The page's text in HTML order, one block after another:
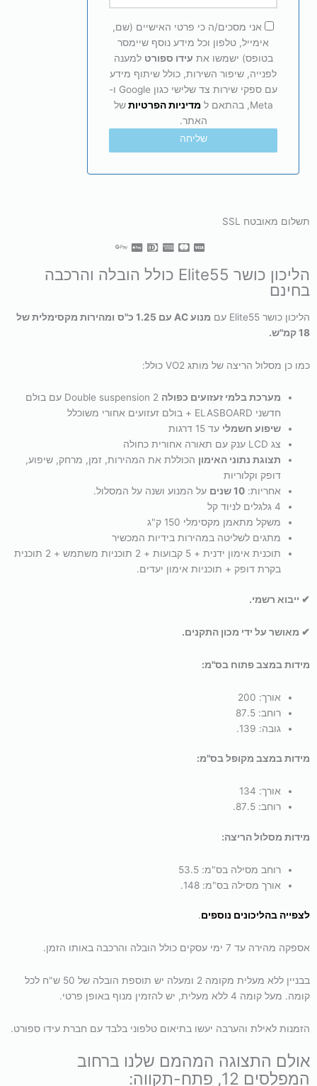
+972
אני מסכים/ה כי פרטי האישיים (שם,
אימייל, טלפון וכל מידע נוסף שיימסר
בטופס) ישמשו את עידו ספורט למענה
לפנייה, שיפור השירות, כולל שיתוף מידע
עם ספקי שירות צד שלישי כגון Google ו-
Meta, בהתאם ל
מדיניות הפרטיות של
האתר.
שליחה
תשלום מאובטח SSL
הליכון כושר Elite55 כולל הובלה והרכבה
בחינם
הליכון כושר Elite55 עם מנוע AC עם 1.25 כ"ס
ומהירות מקסימלית של
18 קמ"ש.
כמו כן מסלול הריצה של מותג VO2 כולל:
מערכת בלמי זעזועים כפולה
Double suspension 2 עם בולם
חדשני ELASBOARD + בולם זעזועים אחורי משוכלל
שיפוע חשמלי עד 15 דרגות
צג LCD ענק עם תאורה אחורית כחולה
תצוגת נתוני האימון הכוללת את המהירות, זמן, מרחק, שיפוע,
דופק וקלוריות
אחריות:10 שנים
על המנוע ושנה על המסלול.
4 גלגלים לניוד קל
משקל מתאמן מקסימלי 150 ק"ג
מתגים לשליטה במהירות בידיות המכשיר
תוכנית אימון ידנית + 5 קבועות + 2 תוכניות משתמש + 2 תוכנית
בקרת דופק + תוכניות אימון יעדים.
✔ ייבוא רשמי.
✔ מאושר על ידי מכון התקנים.
מידות במצב פתוח בס"מ:
אורך: 200
רוחב: 87.5
גובה: 139.
מידות במצב מקופל בס"מ:
אורך: 134
רוחב: 87.5.
מידות מסלול הריצה:
רוחב מסילה בס"מ: 53.5
אורך מסילה בס"מ: 148.
לצפייה בהליכונים נוספים.
אספקה מהירה עד 7 ימי עסקים כולל הובלה והרכבה באותו הזמן.
בבניין ללא מעלית מקומה 2 ומעלה יש תוספת הובלה של 50 ש"ח לכל
קומה. מעל קומה 4 ללא מעלית, יש להזמין מנוף באופן פרטי.
הזמנות לאילת והערבה יעשו בתיאום טלפוני בלבד עם חברת עידו ספורט.
אולם התצוגה המהמם שלנו ברחוב
המפלסים 12, פתח-תקווה: